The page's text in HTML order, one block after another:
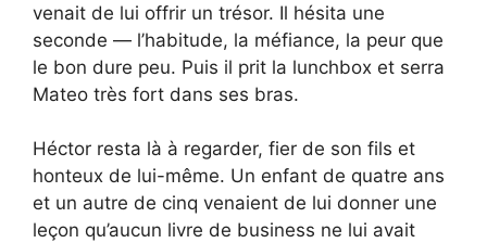
venait de lui offrir un trésor. Il hésita une
seconde — l’habitude, la méfiance, la peur que
le bon dure peu. Puis il prit la lunchbox et serra
Mateo très fort dans ses bras.
Héctor resta là à regarder, fier de son fils et
honteux de lui-même. Un enfant de quatre ans
et un autre de cinq venaient de lui donner une
leçon qu’aucun livre de business ne lui avait